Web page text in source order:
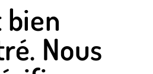
bien
Nous